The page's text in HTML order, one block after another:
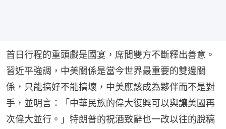
首日行程的重頭戲是國宴，席間雙方不斷釋出善意。
習近平強調，中美關係是當今世界最重要的雙邊關
係，只能搞好不能搞壞，中美應該成為夥伴而不是對
手，並明言：「中華民族的偉大復興可以與讓美國再
次偉大並行。」特朗普的祝酒致辭也一改以往的脫稿